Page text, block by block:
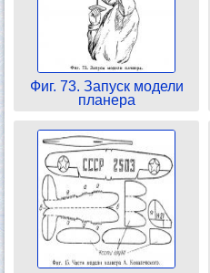
Фиг. 73. Запуск модели
планера